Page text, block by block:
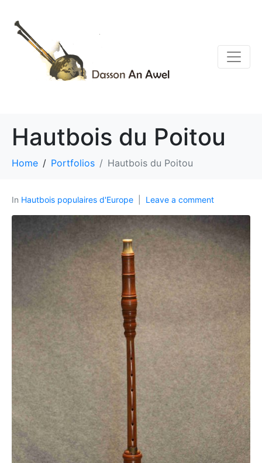
Hautbois du Poitou
Home Portfolios Hautbois du Poitou
In Hautbois populaires d'Europe Leave a comment